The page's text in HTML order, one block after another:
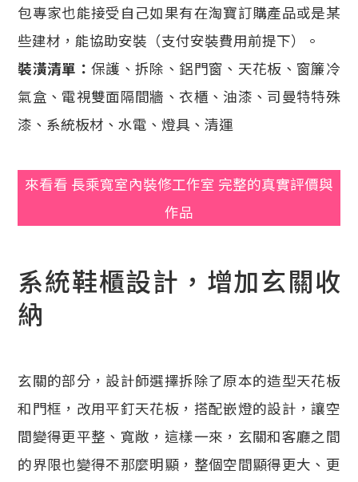
包專家也能接受自己如果有在淘寶訂購產品或是某
些建材，能協助安裝（支付安裝費用前提下）。
裝潢清單：保護、拆除、鋁門窗、天花板、窗簾冷
氣盒、電視雙面隔間牆、衣櫃、油漆、司曼特特殊
漆、系統板材、水電、燈具、清運
來看看 長乘寬室內裝修工作室 完整的真實評價與
作品
系統鞋櫃設計，增加玄關收
納
玄關的部分，設計師選擇拆除了原本的造型天花板
和門框，改用平釘天花板，搭配嵌燈的設計，讓空
間變得更平整、寬敞，這樣一來，玄關和客廳之間
的界限也變得不那麼明顯，整個空間顯得更大、更